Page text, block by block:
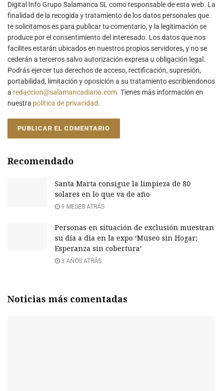
Digital Info Grupo Salamanca SL como responsable de esta web. La
finalidad de la recogida y tratamiento de los datos personales que
te solicitamos es para publicar tu comentario, y la legitimación se
produce por el consentimiento del interesado. Los datos que nos
facilites estarán ubicados en nuestros propios servidores, y no se
cederán a terceros salvo autorización expresa u obligación legal.
Podrás ejercer tus derechos de acceso, rectificación, supresión,
portabilidad, limitación y oposición a su tratamiento escribiendonos
a redaccion@salamancadiario.com. Tienes más información en
nuestra política de privacidad.
Recomendado
Santa Marta consigue la limpieza de 80
solares en lo que va de año
9 MESES ATRÁS
Personas en situación de exclusión muestran
su día a día en la expo ‘Museo sin Hogar;
Esperanza sin cobertura’
3 AÑOS ATRÁS
Noticias más comentadas